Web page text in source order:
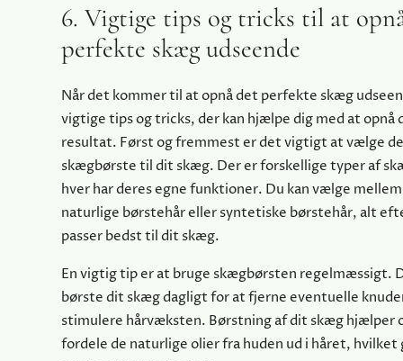
6. Vigtige tips og tricks til at
perfekte skæg udseende
Når det kommer til at opnå det perfekte skæg
vigtige tips og tricks, der kan hjælpe dig med at opnå
resultat. Først og fremmest er det vigtigt at vælge
skægbørste til dit skæg. Der er forskellige typer af
hver har deres egne funktioner. Du kan vælge
naturlige børstehår eller syntetiske børstehår, alt
passer bedst til dit skæg.
En vigtig tip er at bruge skægbørsten regelmæssigt.
børste dit skæg dagligt for at fjerne eventuelle
stimulere hårvæksten. Børstning af dit skæg hjælper
fordele de naturlige olier fra huden ud i håret, hvilket